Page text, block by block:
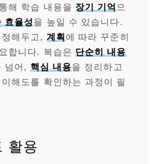
해 학습 내용을 장기 기억 으
효율성을 높일 수 있습니다.
해두고, 계획 에 따라 꾸준히
합니다. 복습은 단순히 내용
넘어, 핵심 내용을 정리하고
이해도를 확인하는 과정이 필
활용